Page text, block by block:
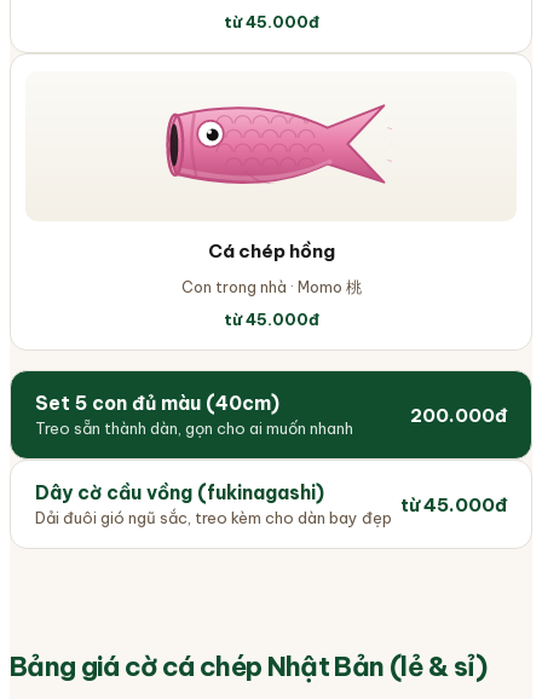
từ 45.000đ
Cá chép hồng
Con trong nhà · Momo 桃
từ 45.000đ
Set 5 con đủ màu (40cm)
Treo sẵn thành dàn, gọn cho ai muốn nhanh
200.000đ
Dây cờ cầu vồng (fukinagashi)
Dải đuôi gió ngũ sắc, treo kèm cho dàn bay đẹp
từ 45.000đ
Bảng giá cờ cá chép Nhật Bản (lẻ & sỉ)